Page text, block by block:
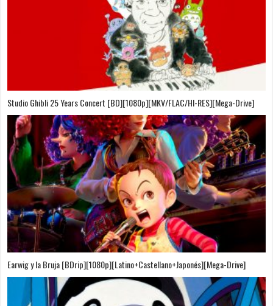
On Your Mark [OVA][BDrip][1080p][Sub-Español][Sub-English][MEGA]
Puedo Escuchar el Mar [Película][BDrip][1080p][Dual Audio]
[Castellano+Japonés][Sub-Español][MEGA]